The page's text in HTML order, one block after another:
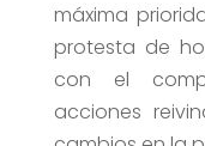
máxima
protesta de
con el
acciones